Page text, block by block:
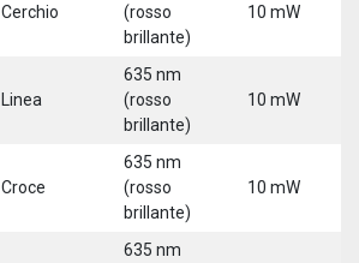
Cerchio
(rosso
brillante)
10 mW
Linea
635 nm
(rosso
brillante)
10 mW
Croce
635 nm
(rosso
brillante)
10 mW
635 nm